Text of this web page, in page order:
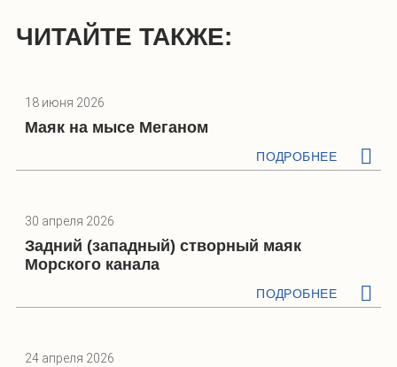
ЧИТАЙТЕ ТАКЖЕ:
18 июня 2026
Маяк на мысе Меганом
ПОДРОБНЕЕ
30 апреля 2026
Задний (западный) створный маяк
Морского канала
ПОДРОБНЕЕ
24 апреля 2026